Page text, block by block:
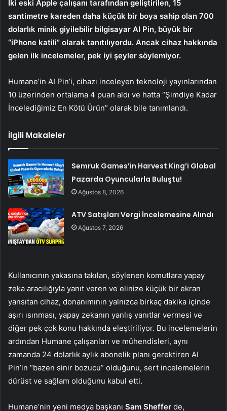
İki eski Apple çalışanı tarafından geliştirilen, 15
santimetre kareden daha küçük bir boya sahip olan 700
dolarlık minik giyilebilir bilgisayar AI Pin, büyük bir
“iPhone katili” olarak tanıtılıyordu. Ancak cihaz hakkında
gelen ilk incelemeler, pek iyi şeyler söylemiyor.
Humane’in AI Pin’i, cihazı inceleyen teknoloji yayınlarından
10 üzerinden ortalama 4 puan aldı ve hatta “Şimdiye Kadar
İncelediğimiz En Kötü Ürün” olarak bile tanımlandı.
İlgili Makaleler
Semruk Games’in Harvest King’i Global
Pazarda Oyuncularla Buluştu!
Ağustos 8, 2026
ATV Satışları Vergi İncelemesine Alındı
Ağustos 7, 2026
Kullanıcının yakasına takılan, söylenen komutlara yapay
zeka aracılığıyla yanıt veren ve elinize küçük bir ekran
yansıtan cihaz, donanımının yalnızca birkaç dakika içinde
aşırı ısınması, yapay zekanın yanlış yanıtlar vermesi ve
diğer pek çok konu hakkında eleştiriliyor. Bu incelemelerin
ardından Humane çalışanları ve mühendisleri, aynı
zamanda 24 dolarlık aylık abonelik planı gerektiren AI
Pin’in “bazen sinir bozucu” olduğunu, sert incelemelerin
dürüst ve sağlam olduğunu kabul etti.
Humane’nin yeni medya başkanı Sam Sheffer de,